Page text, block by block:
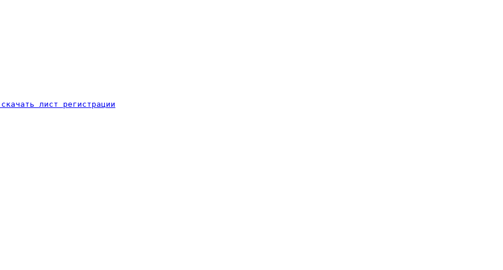
скачать лист регистрации